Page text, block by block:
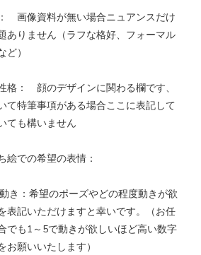
画像資料が無い場合ニュアンスだけ
ありません（ラフな格好、フォーマル
ど）
格： 顔のデザインに関わる欄です、
て特筆事項がある場合ここに表記して
ても構いません
絵での希望の表情：
き：希望のポーズやどの程度動きが欲
表記いただけますと幸いです。（お任
でも1～5で動きが欲しいほど高い数字
お願いいたします）